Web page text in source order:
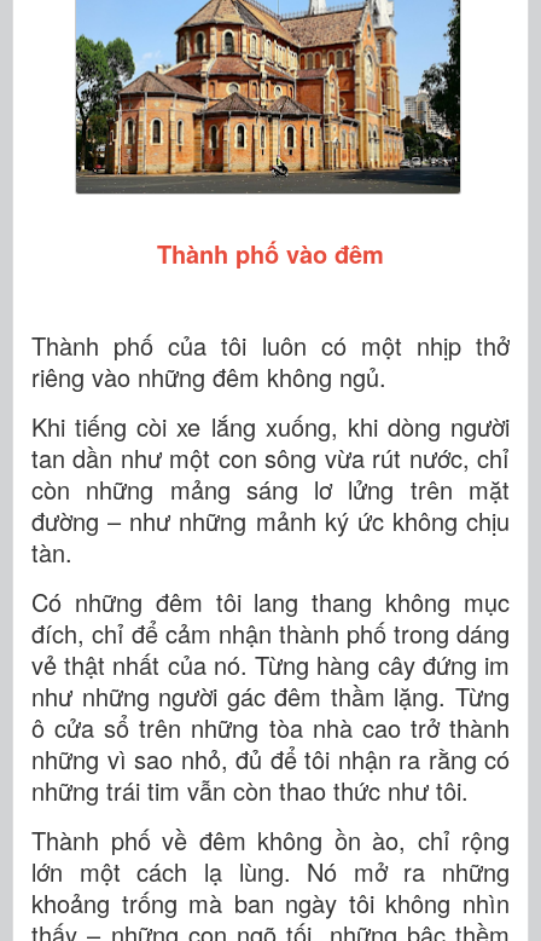
Thành phố vào đêm
Thành phố của tôi luôn có một nhịp thở
riêng vào những đêm không ngủ.
Khi tiếng còi xe lắng xuống, khi dòng người
tan dần như một con sông vừa rút nước, chỉ
còn những mảng sáng lơ lửng trên mặt
đường – như những mảnh ký ức không chịu
tàn.
Có những đêm tôi lang thang không mục
đích, chỉ để cảm nhận thành phố trong dáng
vẻ thật nhất của nó. Từng hàng cây đứng im
như những người gác đêm thầm lặng. Từng
ô cửa sổ trên những tòa nhà cao trở thành
những vì sao nhỏ, đủ để tôi nhận ra rằng có
những trái tim vẫn còn thao thức như tôi.
Thành phố về đêm không ồn ào, chỉ rộng
lớn một cách lạ lùng. Nó mở ra những
khoảng trống mà ban ngày tôi không nhìn
thấy – những con ngõ tối, những bậc thềm